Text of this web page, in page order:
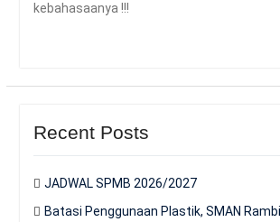
kebahasaanya !!!
Recent Posts
JADWAL SPMB 2026/2027
Batasi Penggunaan Plastik, SMAN